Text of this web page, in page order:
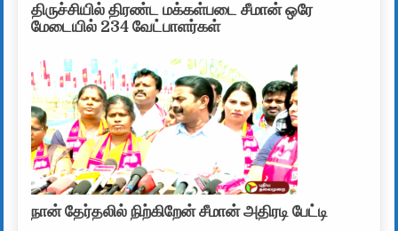
திருச்சியில் திரண்ட மக்கள்படை சீமான் ஒரே
மேடையில் 234 வேட்பாளர்கள்
நான் தேர்தலில் நிற்கிறேன் சீமான் அதிரடி பேட்டி